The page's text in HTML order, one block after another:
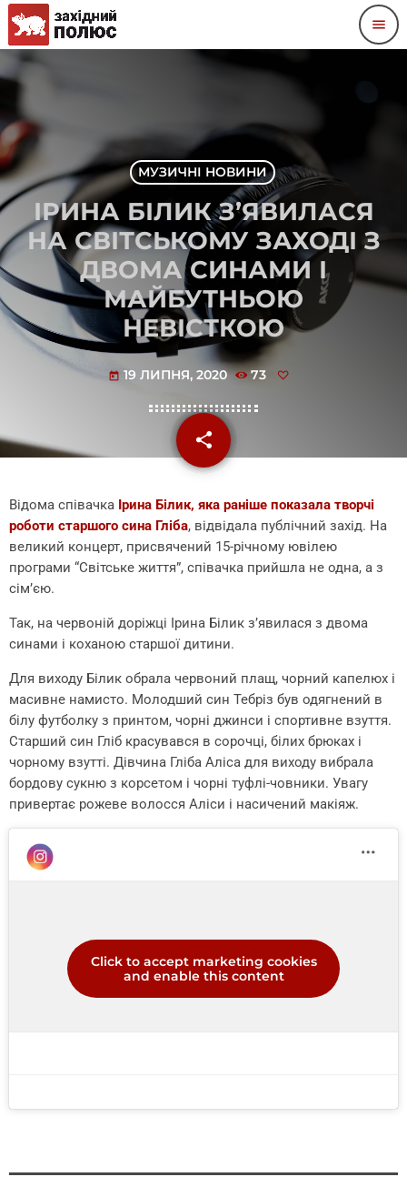
menu
МУЗИЧНІ НОВИНИ
ІРИНА БІЛИК З’ЯВИЛАСЯ
НА СВІТСЬКОМУ ЗАХОДІ З
ДВОМА СИНАМИ І
МАЙБУТНЬОЮ
НЕВІСТКОЮ
today 19 ЛИПНЯ, 2020 73
share
email
Відома співачка Ірина Білик, яка раніше показала творчі
роботи старшого сина Гліба, відвідала публічний захід. На
великий концерт, присвячений 15-річному ювілею
програми “Світське життя”, співачка прийшла не одна, а з
сім’єю.
Так, на червоній доріжці Ірина Білик з’явилася з двома
синами і коханою старшої дитини.
Для виходу Білик обрала червоний плащ, чорний капелюх і
масивне намисто. Молодший син Тебріз був одягнений в
білу футболку з принтом, чорні джинси і спортивне взуття.
Старший син Гліб красувався в сорочці, білих брюках і
чорному взутті. Дівчина Гліба Аліса для виходу вибрала
бордову сукню з корсетом і чорні туфлі-човники. Увагу
привертає рожеве волосся Аліси і насичений макіяж.
Click to accept marketing cookies
and enable this content